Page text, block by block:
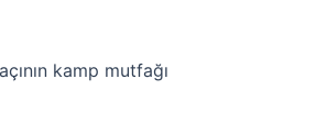
kamp mutfağı